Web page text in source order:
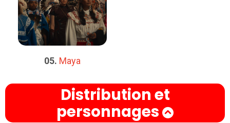
05. Maya
Distribution et
personnages